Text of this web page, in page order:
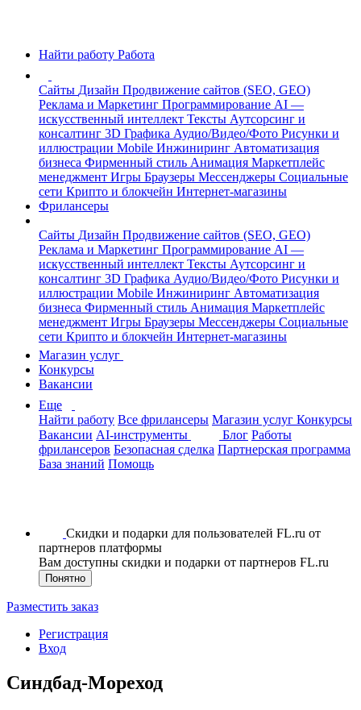
Найти работу Работа
Сайты Дизайн Продвижение сайтов (SEO, GEO)
Реклама и Маркетинг Программирование AI —
искусственный интеллект Тексты Аутсорсинг и
консалтинг 3D Графика Аудио/Видео/Фото Рисунки и
иллюстрации Mobile Инжиниринг Автоматизация
бизнеса Фирменный стиль Анимация Маркетплейс
менеджмент Игры Браузеры Мессенджеры Социальные
сети Крипто и блокчейн Интернет-магазины
Фрилансеры
Сайты Дизайн Продвижение сайтов (SEO, GEO)
Реклама и Маркетинг Программирование AI —
искусственный интеллект Тексты Аутсорсинг и
консалтинг 3D Графика Аудио/Видео/Фото Рисунки и
иллюстрации Mobile Инжиниринг Автоматизация
бизнеса Фирменный стиль Анимация Маркетплейс
менеджмент Игры Браузеры Мессенджеры Социальные
сети Крипто и блокчейн Интернет-магазины
Магазин услуг
Конкурсы
Вакансии
Еще
Найти работу Все фрилансеры Магазин услуг Конкурсы
Вакансии AI-инструменты Блог Работы
фрилансеров Безопасная сделка Партнерская программа
База знаний Помощь
Скидки и подарки для пользователей FL.ru от
партнеров платформы
Вам доступны скидки и подарки от партнеров FL.ru
Понятно
Разместить заказ
Регистрация
Вход
Синдбад-Мореход